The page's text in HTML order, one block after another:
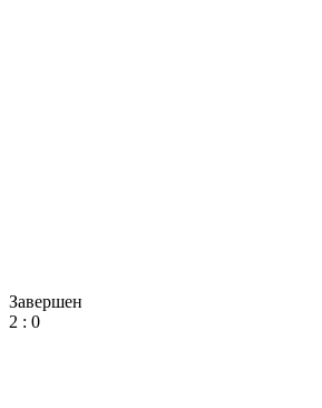
Завершен
2 : 0